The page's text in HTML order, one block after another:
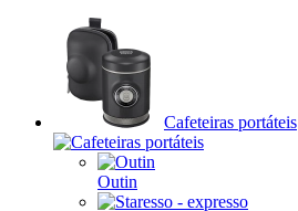
Cafeteiras portáteis
Outin